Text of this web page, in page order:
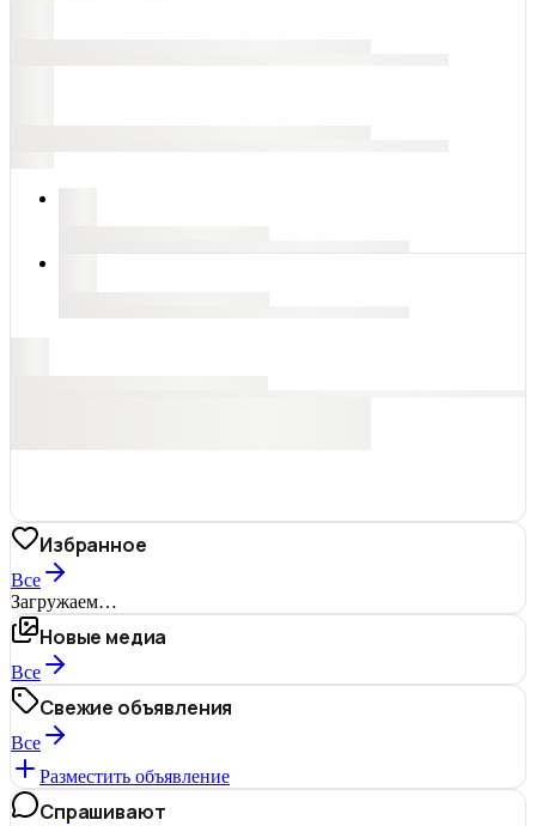
Избранное
Все
Загружаем…
Новые медиа
Все
Свежие объявления
Все
Разместить объявление
Спрашивают